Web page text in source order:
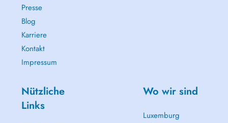
Presse
Blog
Karriere
Kontakt
Impressum
Nützliche
Links
Wo wir sind
Luxemburg